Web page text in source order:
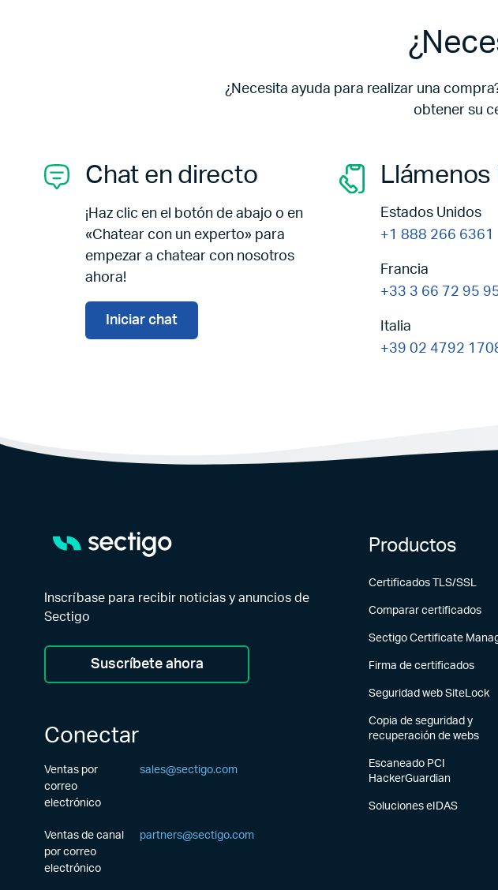
¿Necesita ayuda para realizar una
obtener su
Chat en directo
¡Haz clic en el botón de abajo o en
«Chatear con un experto» para
empezar a chatear con nosotros
ahora!
Iniciar chat
Estados Unidos
+1 888 266 6361
Francia
+33 3 66 72 95
Italia
+39 02 4792
Inscríbase para recibir noticias y anuncios de
Sectigo
Suscríbete ahora
Conectar
Ventas por
correo
electrónico
sales@sectigo.com
Ventas de canal
por correo
electrónico
partners@sectigo.com
Productos
Certificados TLS/SSL
Comparar certificados
Sectigo Certificate
Firma de certificados
Seguridad web SiteLock
Copia de seguridad y
recuperación de webs
Escaneado PCI
HackerGuardian
Soluciones eIDAS